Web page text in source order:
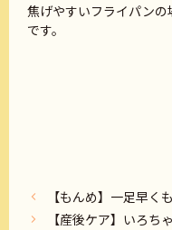
焦げやすいフライパン
です。
【もんめ】一足早
【産後ケア】いろち